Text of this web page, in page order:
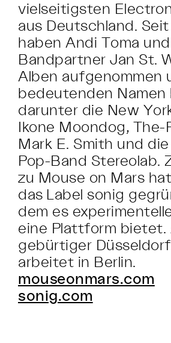
vielseitigsten
aus Deutschland.
haben Andi Toma
Bandpartner Jan St.
Alben aufgenommen
bedeutenden Namen
darunter die New
Ikone Moondog, The-
Mark E. Smith und
Pop-Band Stereolab.
zu Mouse on Mars
das Label sonig
dem es
eine Plattform bietet.
gebürtiger
arbeitet in Berlin.
mouseonmars.com
sonig.com